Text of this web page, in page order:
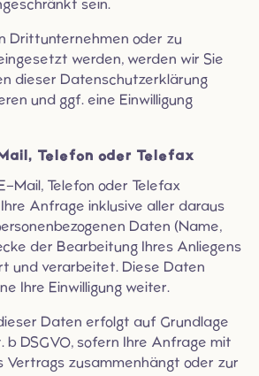
sein.
Drittunternehmen oder zu
werden, werden wir Sie
dieser Datenschutzerklärung
und ggf. eine Einwilligung
Telefon oder Telefax
Mail, Telefon oder Telefax
Anfrage inklusive aller daraus
Daten (Name,
der Bearbeitung Ihres Anliegens
und verarbeitet. Diese Daten
Ihre Einwilligung weiter.
Daten erfolgt auf Grundlage
b DSGVO, sofern Ihre Anfrage mit
Vertrags zusammenhängt oder zur